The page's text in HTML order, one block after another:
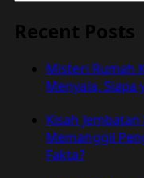
Recent Posts
Misteri Rumah
Menyala,
Kisah
Memanggil
Fakta?